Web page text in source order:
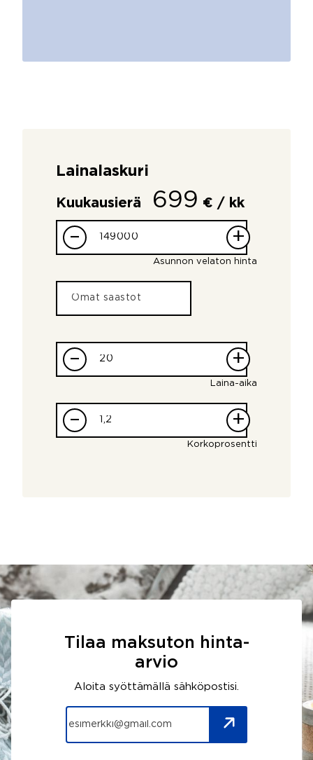
Lainalaskuri
Kuukausierä 699 € / kk
– +
Asunnon velaton hinta
– +
Laina-aika
– +
Korkoprosentti
Tilaa maksuton hinta-
arvio
Aloita syöttämällä sähköpostisi.